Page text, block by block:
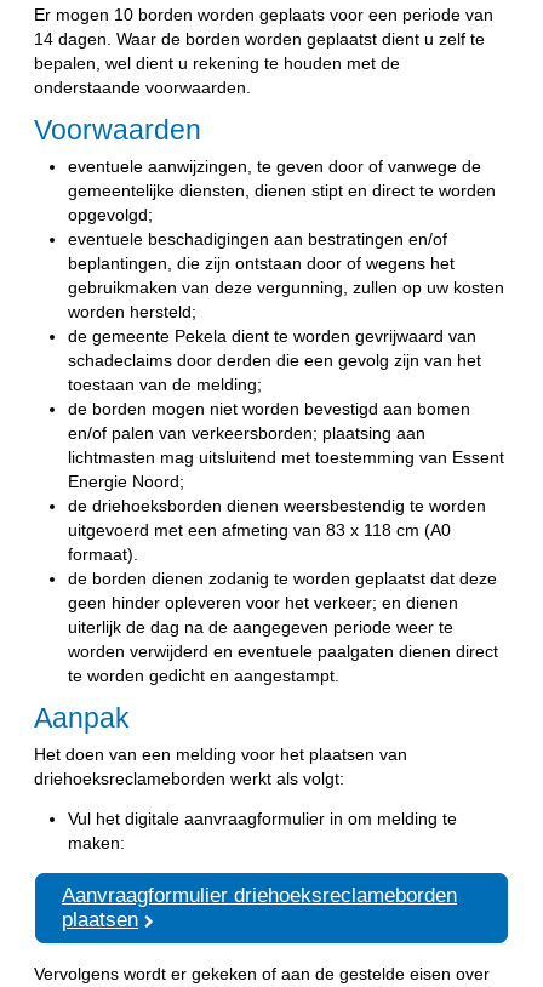
Er mogen 10 borden worden geplaats voor een periode van
14 dagen. Waar de borden worden geplaatst dient u zelf te
bepalen, wel dient u rekening te houden met de
onderstaande voorwaarden.
Voorwaarden
eventuele aanwijzingen, te geven door of vanwege de
gemeentelijke diensten, dienen stipt en direct te worden
opgevolgd;
eventuele beschadigingen aan bestratingen en/of
beplantingen, die zijn ontstaan door of wegens het
gebruikmaken van deze vergunning, zullen op uw kosten
worden hersteld;
de gemeente Pekela dient te worden gevrijwaard van
schadeclaims door derden die een gevolg zijn van het
toestaan van de melding;
de borden mogen niet worden bevestigd aan bomen
en/of palen van verkeersborden; plaatsing aan
lichtmasten mag uitsluitend met toestemming van Essent
Energie Noord;
de driehoeksborden dienen weersbestendig te worden
uitgevoerd met een afmeting van 83 x 118 cm (A0
formaat).
de borden dienen zodanig te worden geplaatst dat deze
geen hinder opleveren voor het verkeer; en dienen
uiterlijk de dag na de aangegeven periode weer te
worden verwijderd en eventuele paalgaten dienen direct
te worden gedicht en aangestampt.
Aanpak
Het doen van een melding voor het plaatsen van
driehoeksreclameborden werkt als volgt:
Vul het digitale aanvraagformulier in om melding te
maken:
Aanvraagformulier driehoeksreclameborden
plaatsen
Vervolgens wordt er gekeken of aan de gestelde eisen over